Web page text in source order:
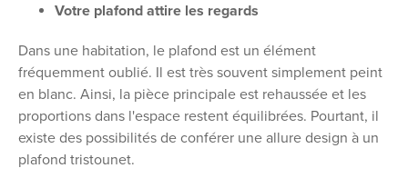
Votre plafond attire les regards
Dans une habitation, le plafond est un élément
fréquemment oublié. Il est très souvent simplement peint
en blanc. Ainsi, la pièce principale est rehaussée et les
proportions dans l'espace restent équilibrées. Pourtant, il
existe des possibilités de conférer une allure design à un
plafond tristounet.